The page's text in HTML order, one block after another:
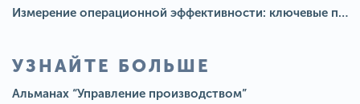
Измерение операционной эффективности: ключевые показатели для непрерывного совершенствования
УЗНАЙТЕ БОЛЬШЕ
Альманах “Управление производством”